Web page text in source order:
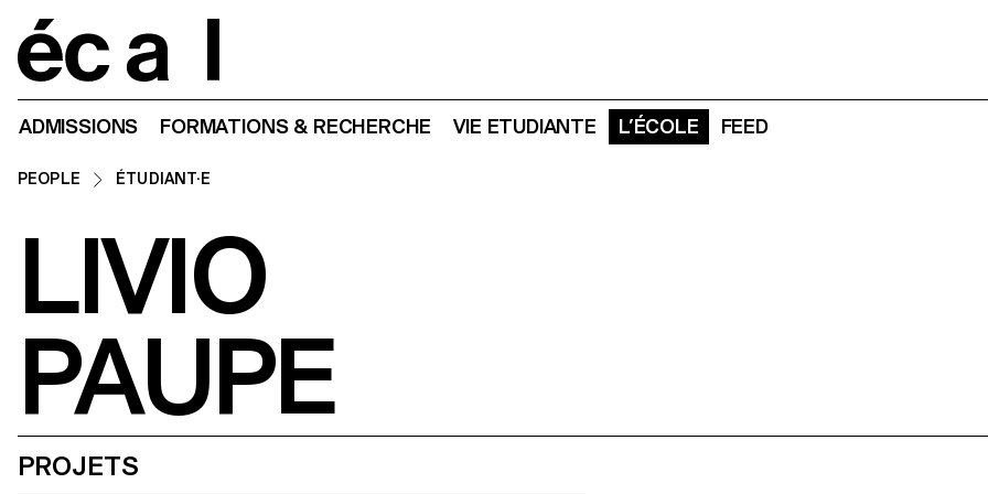
ADMISSIONS FORMATIONS & RECHERCHE VIE ETUDIANTE L’ÉCOLE FEED
PEOPLE ÉTUDIANT·E
LIVIO
PAUPE
PROJETS